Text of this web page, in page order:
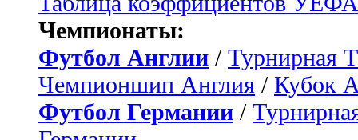
Чемпионаты:
Футбол Англии / Турнирная
Чемпионшип Англия / Кубок
Футбол Германии /